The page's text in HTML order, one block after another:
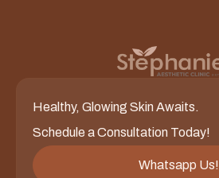
Healthy, Glowing Skin Awaits.
Schedule a Consultation Today!
Whatsapp Us!